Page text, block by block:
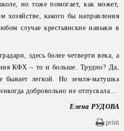
но тоже помогает, как может,
хозяйстве, какого бы направления
случае крестьянские навыки в
здесь более четверти века, а
КФХ – то и больше. Трудно? Да,
бывает легкой. Но земля-матушка
добровольно не отпускала…
Елена РУДОВА
print